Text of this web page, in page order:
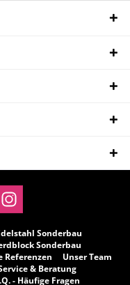
Sonderbau
Sonderbau
Referenzen
Unser Team
& Beratung
- Häufige Fragen